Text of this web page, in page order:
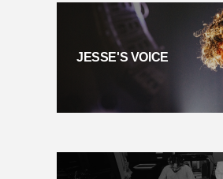
JESSE'S VOICE